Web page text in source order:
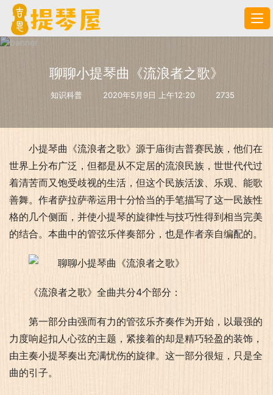
聊聊小提琴曲《流浪者之歌》
知识科普 2020年5月9日 上午12:20 2735
小提琴曲《流浪者之歌》源于庙街吉普赛民族，他们在
世界上分布广泛，但都是从不定居的流浪民族，世世代代过
着清苦而又饱受歧视的生活，但这个民族活泼、乐观、能歌
善舞。作者萨拉萨蒂运用十分恰当的手笔描写了这一民族性
格的几个侧面，并使小提琴的旋律性与技巧性得到相当完美
的结合。本曲中的管弦乐伴奏部分，也是作者亲自编配的。
《流浪者之歌》全曲共分4个部分：
第一部分由强而有力的管弦乐齐奏作为开始，以最强的
力度响起扣人心弦的主题，紧接着的却是精巧轻盈的装饰，
由主奏小提琴奏出充满忧伤的旋律。这一部分很短，只是全
曲的引子。